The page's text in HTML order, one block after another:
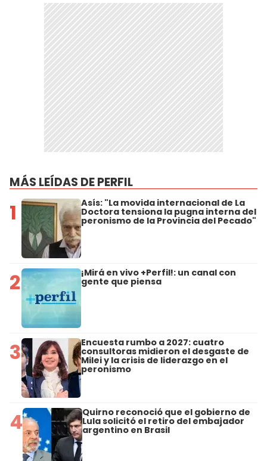
MÁS LEÍDAS DE PERFIL
1 Asís: "La movida internacional de La
Doctora tensiona la pugna interna del
peronismo de la Provincia del Pecado"
2 ¡Mirá en vivo +Perfil!: un canal con
gente que piensa
3 Encuesta rumbo a 2027: cuatro
consultoras midieron el desgaste de
Milei y la crisis de liderazgo en el
peronismo
4 Quirno reconoció que el gobierno de
Lula solicitó el retiro del embajador
argentino en Brasil